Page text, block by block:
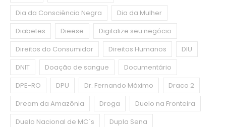
Dia da Consciência Negra
Dia da Mulher
Diabetes
Dieese
Digitalize seu negócio
Direitos do Consumidor
Direitos Humanos
DIU
DNIT
Doação de sangue
Documentário
DPE-RO
DPU Dr. Fernando Máximo
Draco 2
Dream da Amazônia
Droga
Duelo na Fronteira
Duelo Nacional de MC´s
Dupla Sena